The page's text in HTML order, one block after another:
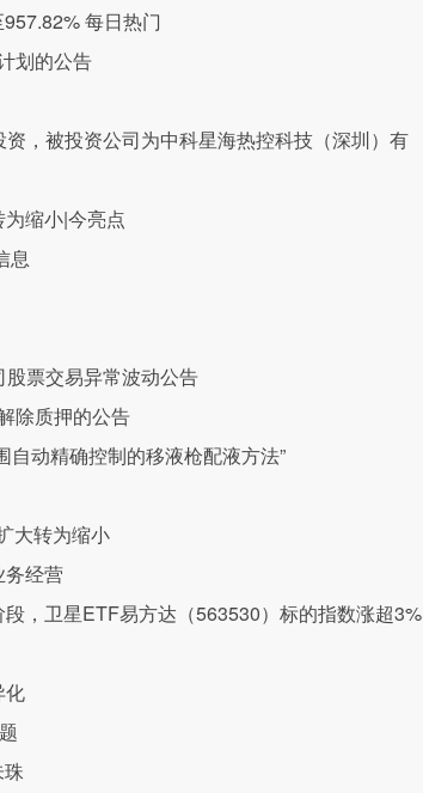
每日热门
划的公告
，被投资公司为中科星海热控科技（深圳）有
缩小|今亮点
息
票交易异常波动公告
除质押的公告
自动精确控制的移液枪配液方法”
大转为缩小
务经营
，卫星ETF易方达（563530）标的指数涨超3%
化